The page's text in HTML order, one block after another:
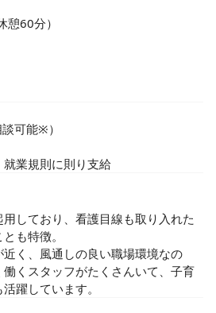
60分）
可能※）
業規則に則り支給
しており、看護目線も取り入れた
も特徴。
く、風通しの良い職場環境なの
くスタッフがたくさんいて、子育
躍しています。